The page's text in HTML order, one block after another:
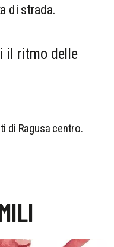
di strada.
il ritmo delle
di Ragusa centro.